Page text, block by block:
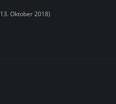
13. Oktober 2018)